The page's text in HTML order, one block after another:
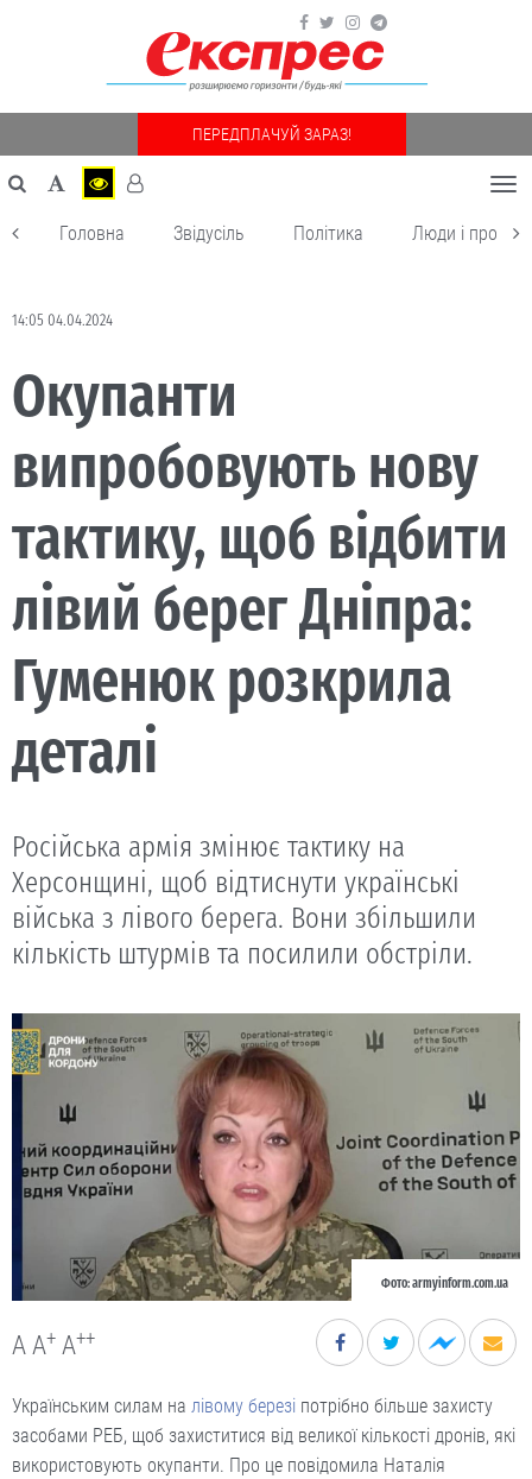
ПЕРЕДПЛАЧУЙ ЗАРАЗ!
Головна Звідусіль Політика Люди і
14:05 04.04.2024
Окупанти
випробовують нову
тактику, щоб відбити
лівий берег Дніпра:
Гуменюк розкрила
деталі
Російська армія змінює тактику на
Херсонщині, щоб відтиснути українські
війська з лівого берега. Вони збільшили
кількість штурмів та посилили обстріли.
Фото: armyinform.com.ua
A A+ A++
Українським силам на лівому березі потрібно більше захисту
засобами РЕБ, щоб захиститися від великої кількості дронів, які
використовують окупанти. Про це повідомила Наталія